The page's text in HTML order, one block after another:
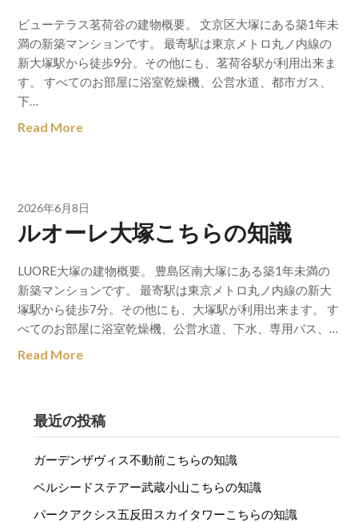
ビューテラス茗荷谷の建物概要。 文京区大塚にある築1年未
満の新築マンションです。 最寄駅は東京メトロ丸ノ内線の
新大塚駅から徒歩9分。その他にも、茗荷谷駅が利用出来ま
す。 すべてのお部屋に浴室乾燥機、公営水道、都市ガス、
下…
Read More
2026年6月8日
ルオーレ大塚こちらの知識
LUORE大塚の建物概要。 豊島区南大塚にある築1年未満の
新築マンションです。 最寄駅は東京メトロ丸ノ内線の新大
塚駅から徒歩7分。その他にも、大塚駅が利用出来ます。 す
べてのお部屋に浴室乾燥機、公営水道、下水、専用バス、…
Read More
最近の投稿
ガーデンザヴィス不動前こちらの知識
ベルシードステアー武蔵小山こちらの知識
パークアクシス五反田スカイタワーこちらの知識